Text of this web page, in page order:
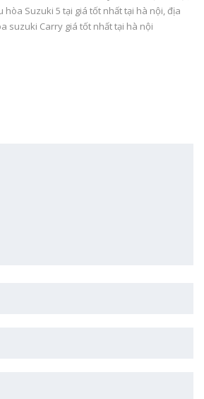
hòa Suzuki 5 tại giá tốt nhất tại hà nội,địa
suzuki Carry giá tốt nhất tại hà nội